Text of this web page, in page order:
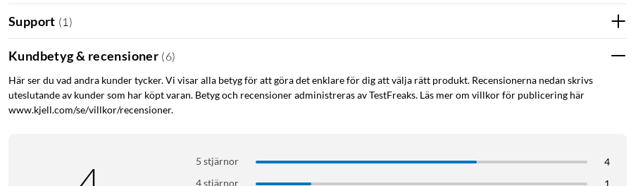
Support (1 )
Kundbetyg & recensioner (6)
Här ser du vad andra kunder tycker. Vi visar alla betyg för att göra det enklare för dig att välja rätt produkt. Recensionerna nedan skrivs
uteslutande av kunder som har köpt varan. Betyg och recensioner administreras av TestFreaks. Läs mer om villkor för publicering här
www.kjell.com/se/villkor/recensioner.
5 stjärnor
4
4 stjärnor